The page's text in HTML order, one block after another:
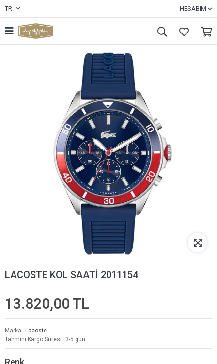
TR HESABIM
LACOSTE KOL SAATİ 2011154
13.820,00 TL
Marka
Lacoste
Tahmini Kargo Süresi
3-5 gün
Renk